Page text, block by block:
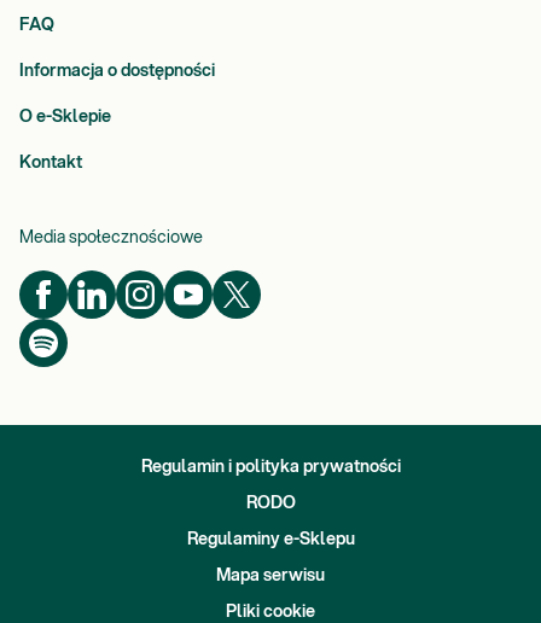
FAQ
Informacja o dostępności
O e-Sklepie
Kontakt
Media społecznościowe
Regulamin i polityka prywatności
RODO
Regulaminy e-Sklepu
Mapa serwisu
Pliki cookie